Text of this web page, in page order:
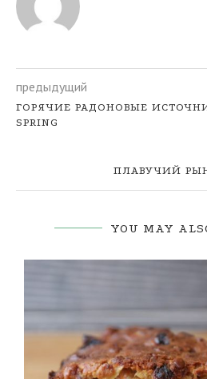
предыдущий
ГОРЯЧИЕ РАДОНОВЫЕ
SPRING
ПЛАВУЧИЙ
YOU MAY